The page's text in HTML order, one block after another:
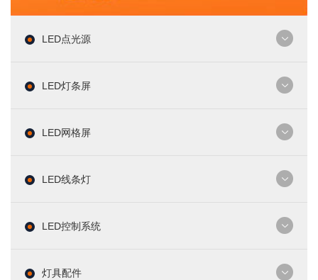
LED点光源
LED灯条屏
LED网格屏
LED线条灯
LED控制系统
灯具配件